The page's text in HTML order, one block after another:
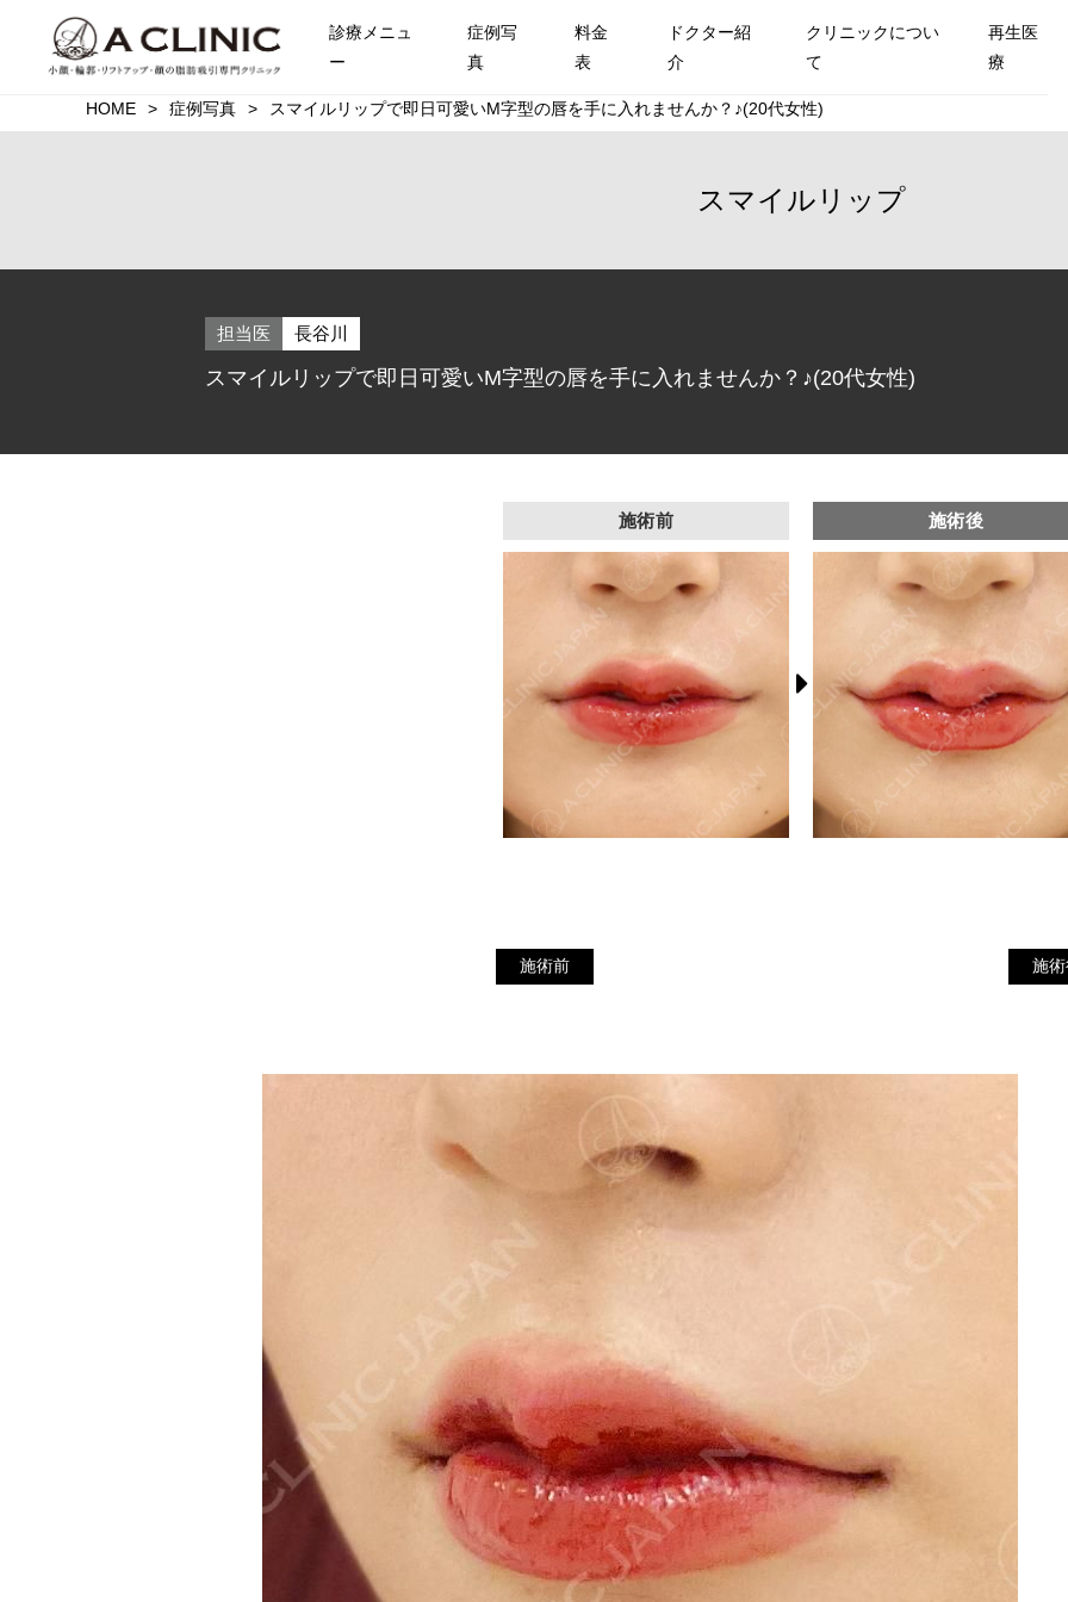
診療メニュ
ー
症例写
真
料金
表
ドクター紹
介
クリニックについ
て
再生医
療
HOME 症例写真 スマイルリップで即日可愛いM字型の唇を手に入れませんか？♪(20代女性)
スマイルリップ
担当医 長谷川
スマイルリップで即日可愛いM字型の唇を手に入れませんか？♪(20代女性)
施術前 施術後
施術前 施